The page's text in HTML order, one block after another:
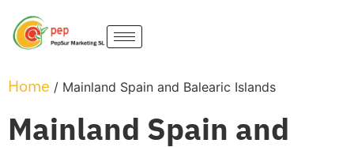
Home / Mainland Spain and Balearic Islands
Mainland Spain and